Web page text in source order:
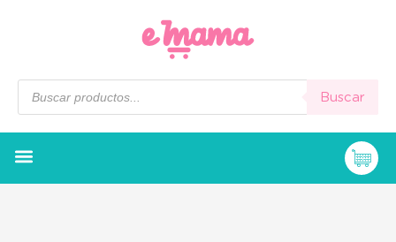
Buscar